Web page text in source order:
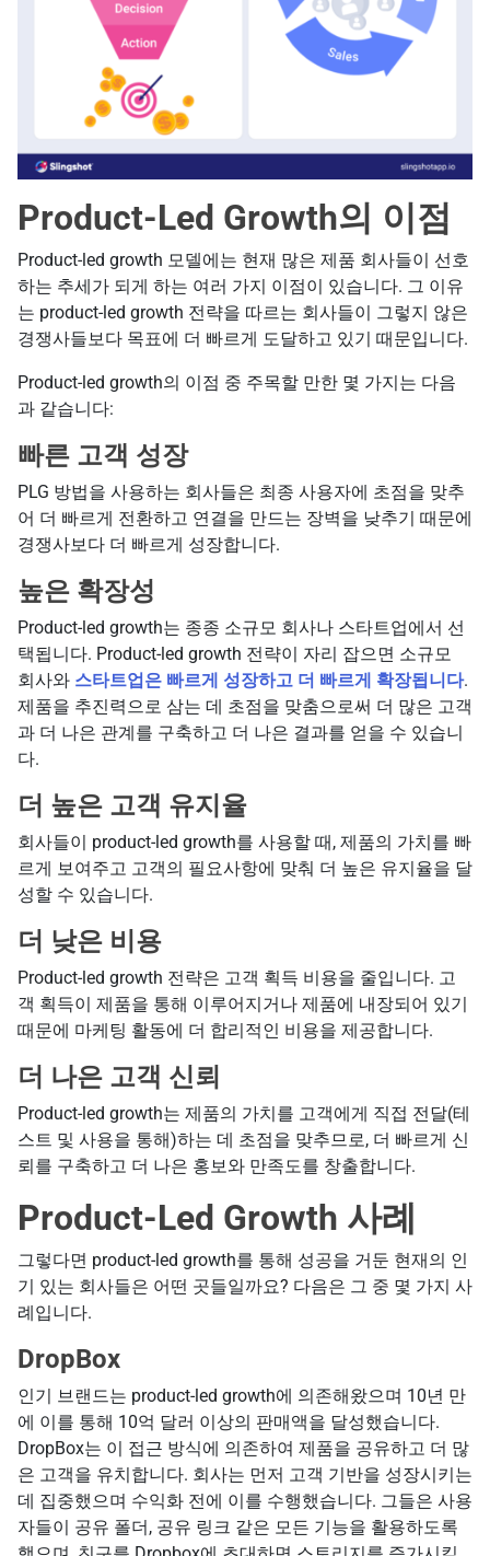
Product-Led Growth의 이점
Product-led growth 모델에는 현재 많은 제품 회사들이 선호
하는 추세가 되게 하는 여러 가지 이점이 있습니다. 그 이유
는 product-led growth 전략을 따르는 회사들이 그렇지 않은
경쟁사들보다 목표에 더 빠르게 도달하고 있기 때문입니다.
Product-led growth의 이점 중 주목할 만한 몇 가지는 다음
과 같습니다:
빠른 고객 성장
PLG 방법을 사용하는 회사들은 최종 사용자에 초점을 맞추
어 더 빠르게 전환하고 연결을 만드는 장벽을 낮추기 때문에
경쟁사보다 더 빠르게 성장합니다.
높은 확장성
Product-led growth는 종종 소규모 회사나 스타트업에서 선
택됩니다. Product-led growth 전략이 자리 잡으면 소규모
회사와 스타트업은 빠르게 성장하고 더 빠르게 확장됩니다.
제품을 추진력으로 삼는 데 초점을 맞춤으로써 더 많은 고객
과 더 나은 관계를 구축하고 더 나은 결과를 얻을 수 있습니
다.
더 높은 고객 유지율
회사들이 product-led growth를 사용할 때, 제품의 가치를 빠
르게 보여주고 고객의 필요사항에 맞춰 더 높은 유지율을 달
성할 수 있습니다.
더 낮은 비용
Product-led growth 전략은 고객 획득 비용을 줄입니다. 고
객 획득이 제품을 통해 이루어지거나 제품에 내장되어 있기
때문에 마케팅 활동에 더 합리적인 비용을 제공합니다.
더 나은 고객 신뢰
Product-led growth는 제품의 가치를 고객에게 직접 전달(테
스트 및 사용을 통해)하는 데 초점을 맞추므로, 더 빠르게 신
뢰를 구축하고 더 나은 홍보와 만족도를 창출합니다.
Product-Led Growth 사례
그렇다면 product-led growth를 통해 성공을 거둔 현재의 인
기 있는 회사들은 어떤 곳들일까요? 다음은 그 중 몇 가지 사
례입니다.
DropBox
인기 브랜드는 product-led growth에 의존해왔으며 10년 만
에 이를 통해 10억 달러 이상의 판매액을 달성했습니다.
DropBox는 이 접근 방식에 의존하여 제품을 공유하고 더 많
은 고객을 유치합니다. 회사는 먼저 고객 기반을 성장시키는
데 집중했으며 수익화 전에 이를 수행했습니다. 그들은 사용
자들이 공유 폴더, 공유 링크 같은 모든 기능을 활용하도록